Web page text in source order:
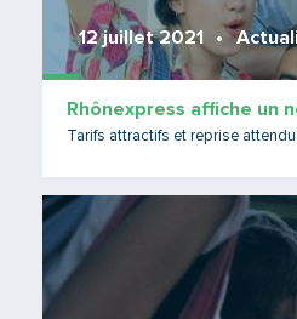
12 juillet 2021
Rhônexpress affiche un
Tarifs attractifs et reprise